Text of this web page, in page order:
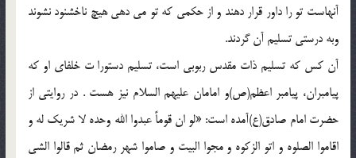
آنهاست تو را داور قرار دهند و از حکمي که تو مي دهي هيچ ناخشنود نشوند
وبه درستي تسليم آن گردند.
آن کس که تسليم ذات مقدس ربوبي است، تسليم دستورا ت خلفاي او که
پيامبران، پيامبر اعظم(ص)و امامان عليهم السلام نيز هست . در روايتي از
حضرت امام صادق(ع)آمده است: «لو ان قوماً عبدوا الله وحده لا شريک له و
اقاموا الصلوه و اتو الزکوه و مجوا البيت و صاموا شهر رمضان ثم قالوا الشي